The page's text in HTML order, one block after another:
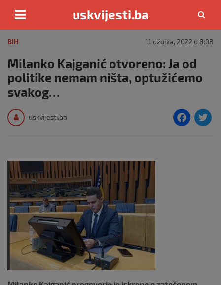
content
uskvijesti.ba
BIH 11 ožujka, 2022 u 8:08
Milanko Kajganić otvoreno: Ja od
politike nemam ništa, optužićemo
svakog…
uskvijesti.ba
F